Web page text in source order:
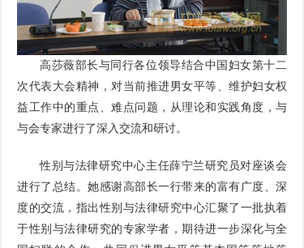
高莎薇部长与同行各位领导结合中国妇女第十二
次代表大会精神，对当前推进男女平等、维护妇女权
益工作中的重点、难点问题，从理论和实践角度，与
与会专家进行了深入交流和研讨。
性别与法律研究中心主任薛宁兰研究员对座谈会
进行了总结。她感谢高部长一行带来的富有广度、深
度的交流，指出性别与法律研究中心汇聚了一批执着
于性别与法律研究的专家学者，期待进一步深化与全